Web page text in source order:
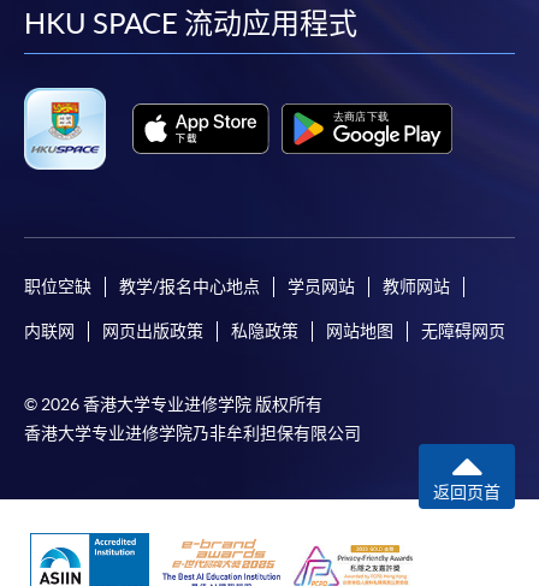
facebook
youtube
linkedin
HKU SPACE 流动应用程式
职位空缺 教学/报名中心地点 学员网站 教师网站
内联网 网页出版政策 私隐政策 网站地图 无障碍网页
© 2026 香港大学专业进修学院 版权所有
香港大学专业进修学院乃非牟利担保有限公司
返回页首